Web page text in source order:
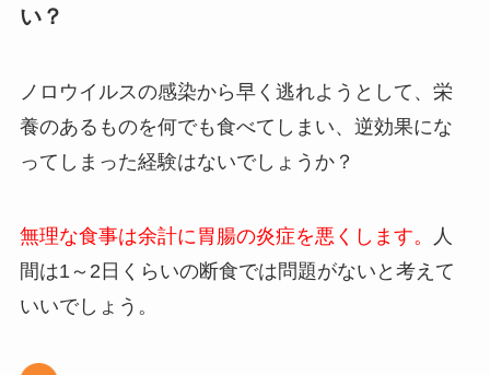
い？
ノロウイルスの感染から早く逃れようとして、栄
養のあるものを何でも食べてしまい、逆効果にな
ってしまった経験はないでしょうか？
無理な食事は余計に胃腸の炎症を悪くします。
人
間は1～2日くらいの断食では問題がないと考えて
いいでしょう。